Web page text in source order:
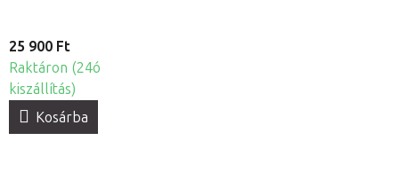
25 900 Ft
Raktáron (24ó
kiszállítás)
Kosárba